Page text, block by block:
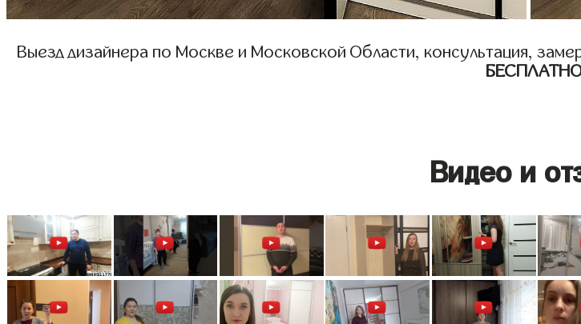
Выезд дизайнера по Москве и Московской Области, консультация,
Видео и